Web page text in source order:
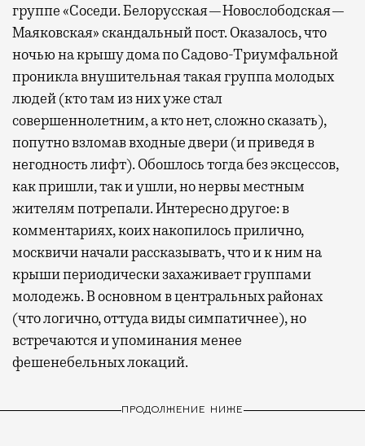
группе «Соседи. Белорусская—Новослободская—
Маяковская» скандальный пост. Оказалось, что
ночью на крышу дома по Садово-Триумфальной
проникла внушительная такая группа молодых
людей (кто там из них уже стал
совершеннолетним, а кто нет, сложно сказать),
попутно взломав входные двери (и приведя в
негодность лифт). Обошлось тогда без эксцессов,
как пришли, так и ушли, но нервы местным
жителям потрепали. Интересно другое: в
комментариях, коих накопилось прилично,
москвичи начали рассказывать, что и к ним на
крыши периодически захаживает группами
молодежь. В основном в центральных районах
(что логично, оттуда виды симпатичнее), но
встречаются и упоминания менее
фешенебельных локаций.
ПРОДОЛЖЕНИЕ НИЖЕ